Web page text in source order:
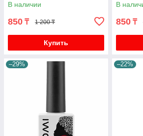
В наличии
850 ₸ 1 200 ₸
Купить
В
850 ₸
–29% –22%